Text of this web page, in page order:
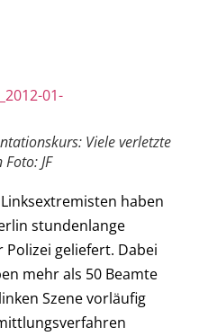
Viele verletzte
JF
haben
stundenlange
geliefert. Dabei
mehr als 50 Beamte
Szene vorläufig